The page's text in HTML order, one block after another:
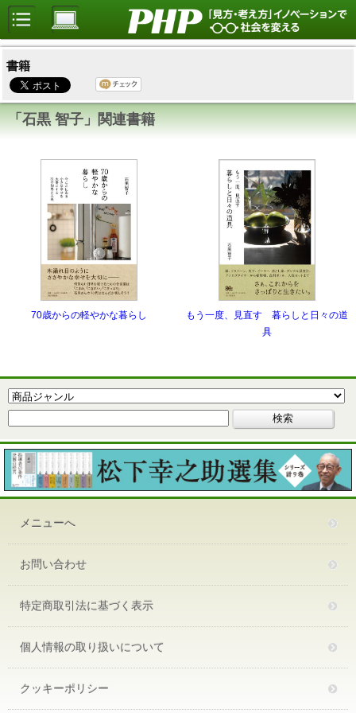
書籍
「石黒 智子」関連書籍
70歳からの軽やかな暮らし
もう一度、見直す 暮らしと日々の道
具
メニューへ
お問い合わせ
特定商取引法に基づく表示
個人情報の取り扱いについて
クッキーポリシー